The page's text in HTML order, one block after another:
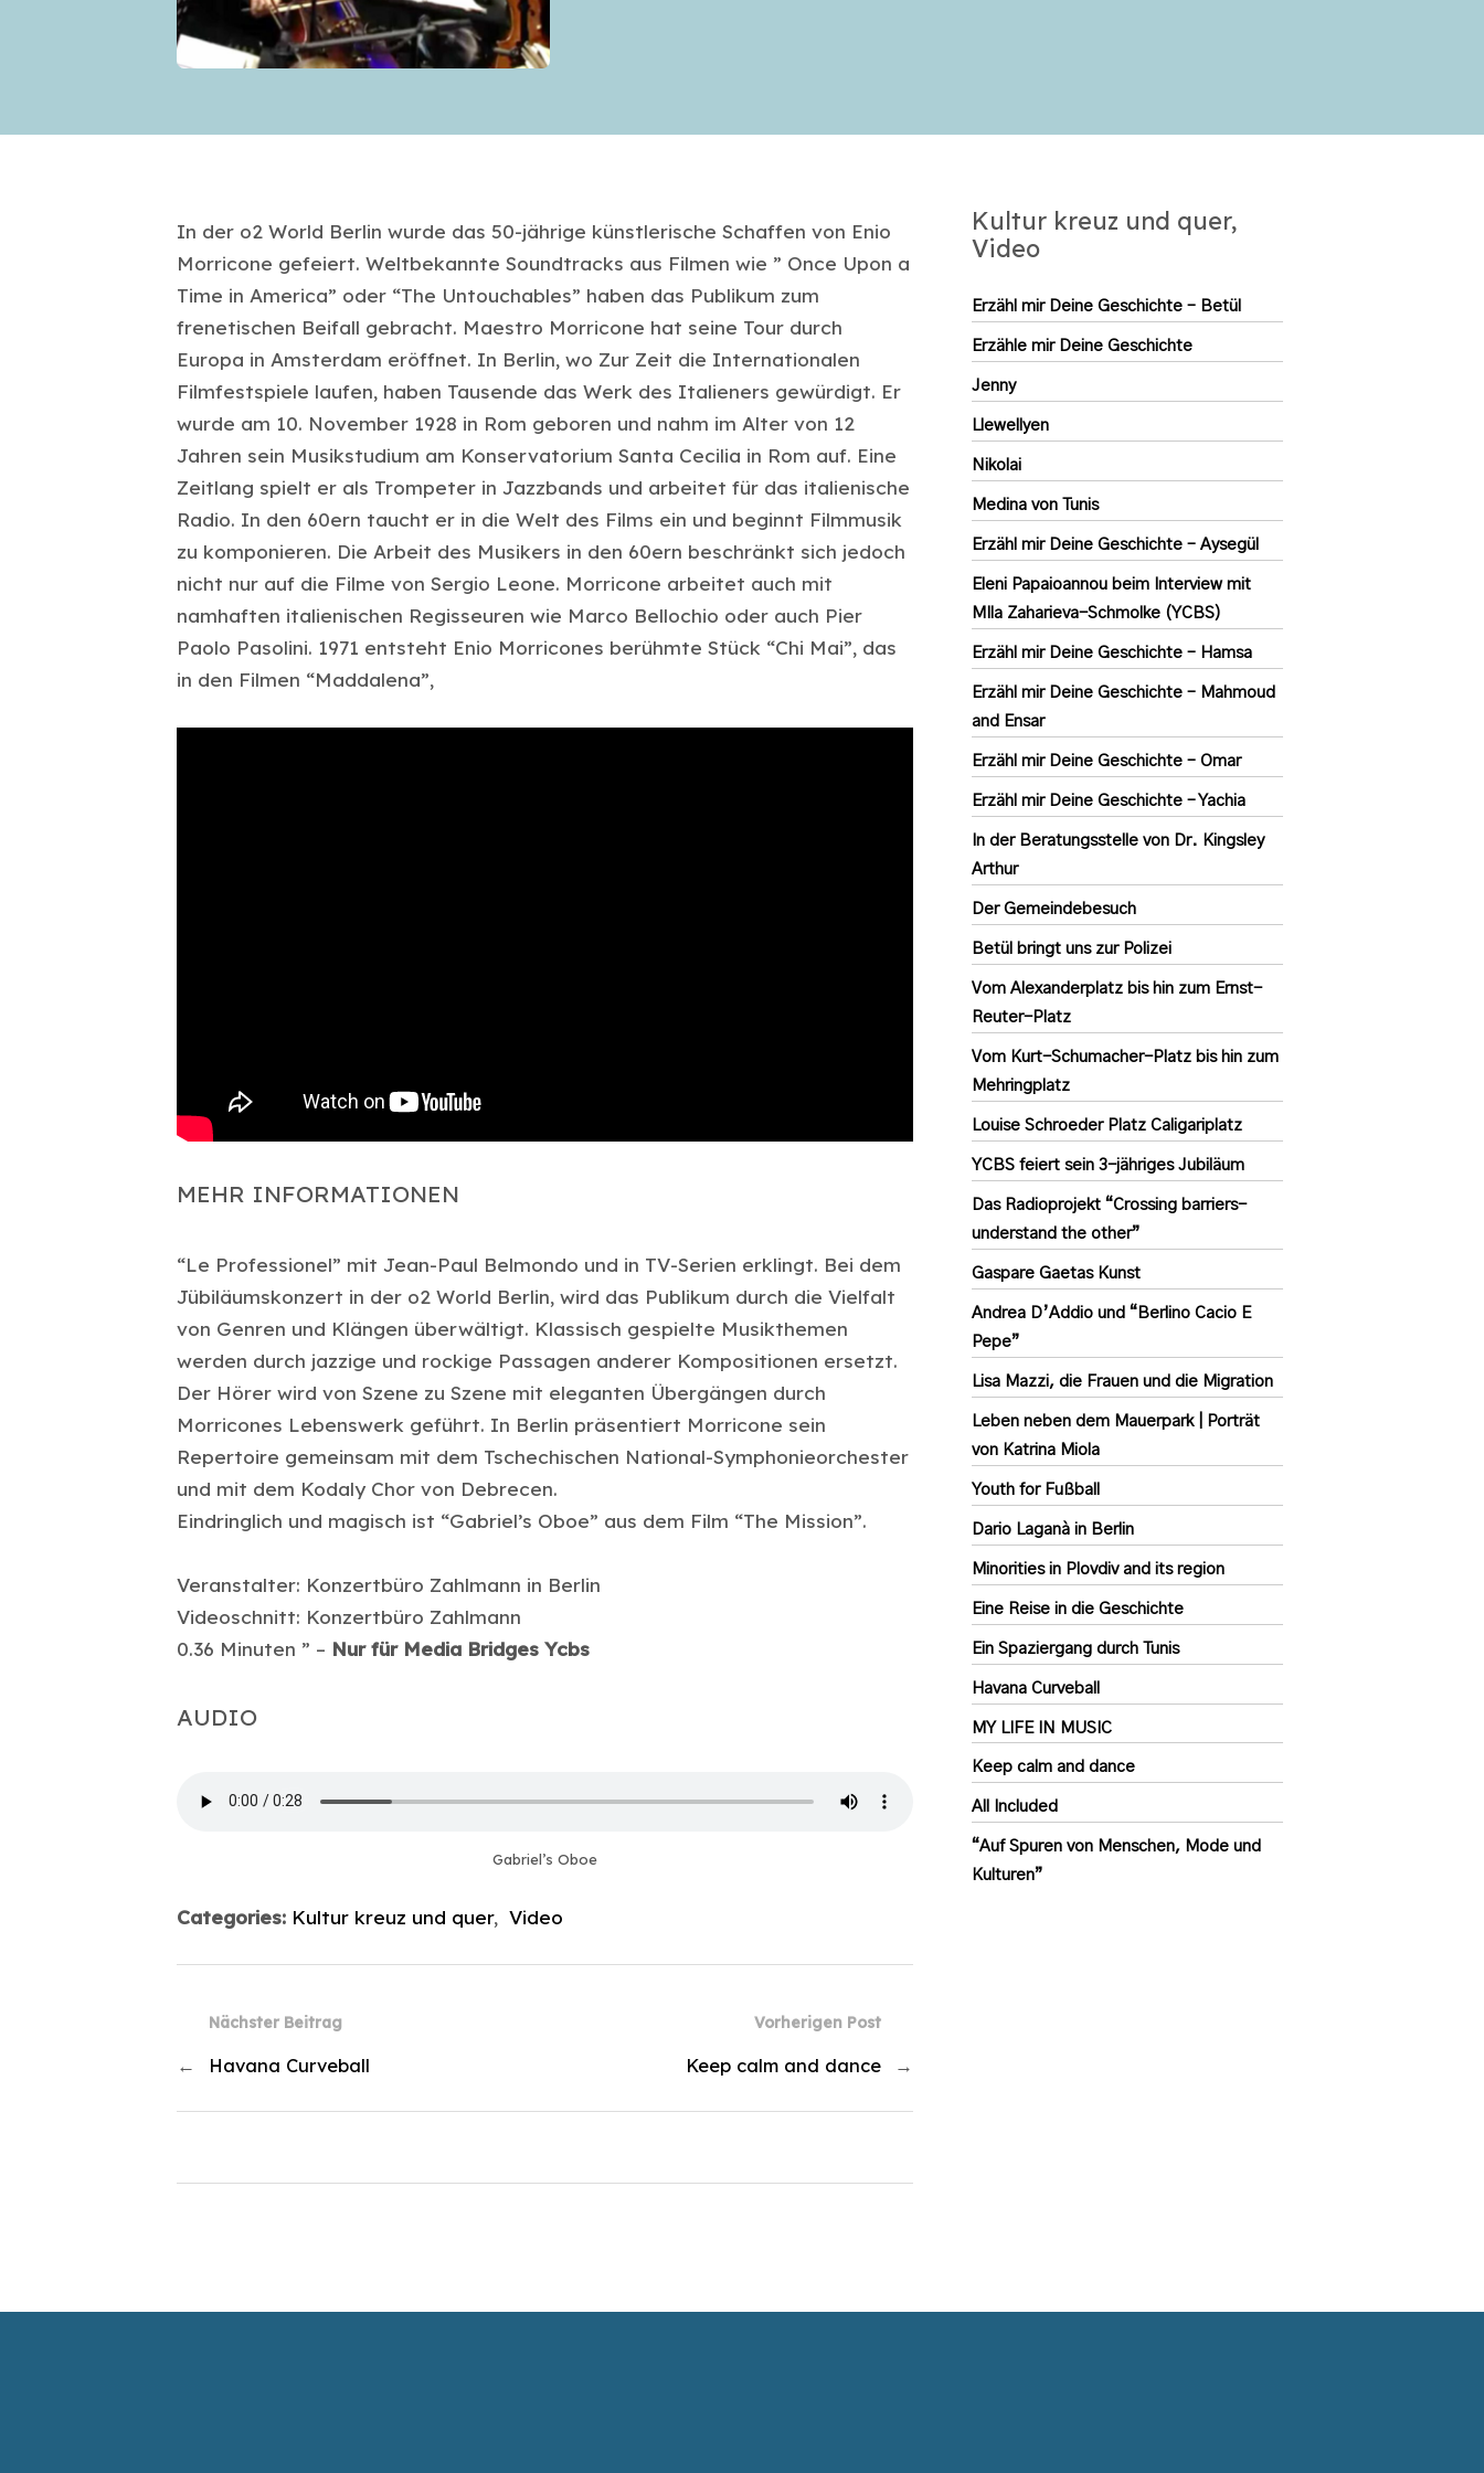
In der o2 World Berlin wurde das 50-jährige künstlerische Schaffen von Enio
Morricone gefeiert. Weltbekannte Soundtracks aus Filmen wie ” Once Upon a
Time in America” oder “The Untouchables” haben das Publikum zum
frenetischen Beifall gebracht. Maestro Morricone hat seine Tour durch
Europa in Amsterdam eröffnet. In Berlin, wo Zur Zeit die Internationalen
Filmfestspiele laufen, haben Tausende das Werk des Italieners gewürdigt. Er
wurde am 10. November 1928 in Rom geboren und nahm im Alter von 12
Jahren sein Musikstudium am Konservatorium Santa Cecilia in Rom auf. Eine
Zeitlang spielt er als Trompeter in Jazzbands und arbeitet für das italienische
Radio. In den 60ern taucht er in die Welt des Films ein und beginnt Filmmusik
zu komponieren. Die Arbeit des Musikers in den 60ern beschränkt sich jedoch
nicht nur auf die Filme von Sergio Leone. Morricone arbeitet auch mit
namhaften italienischen Regisseuren wie Marco Bellochio oder auch Pier
Paolo Pasolini. 1971 entsteht Enio Morricones berühmte Stück “Chi Mai”, das
in den Filmen “Maddalena”,
MEHR INFORMATIONEN
“Le Professionel” mit Jean-Paul Belmondo und in TV-Serien erklingt. Bei dem
Jübiläumskonzert in der o2 World Berlin, wird das Publikum durch die Vielfalt
von Genren und Klängen überwältigt. Klassisch gespielte Musikthemen
werden durch jazzige und rockige Passagen anderer Kompositionen ersetzt.
Der Hörer wird von Szene zu Szene mit eleganten Übergängen durch
Morricones Lebenswerk geführt. In Berlin präsentiert Morricone sein
Repertoire gemeinsam mit dem Tschechischen National-Symphonieorchester
und mit dem Kodaly Chor von Debrecen.
Eindringlich und magisch ist “Gabriel’s Oboe” aus dem Film “The Mission”.
Veranstalter: Konzertbüro Zahlmann in Berlin
Videoschnitt: Konzertbüro Zahlmann
0.36 Minuten ” – Nur für Media Bridges Ycbs
AUDIO
Gabriel’s Oboe
Categories: Kultur kreuz und quer, Video
Vorherigen Post
Keep calm and dance →
Nächster Beitrag
← Havana Curveball
Kultur kreuz und quer,
Video
Erzähl mir Deine Geschichte – Betül
Erzähle mir Deine Geschichte
Jenny
Llewellyen
Nikolai
Medina von Tunis
Erzähl mir Deine Geschichte – Aysegül
Eleni Papaioannou beim Interview mit
MIla Zaharieva-Schmolke (YCBS)
Erzähl mir Deine Geschichte – Hamsa
Erzähl mir Deine Geschichte – Mahmoud
and Ensar
Erzähl mir Deine Geschichte – Omar
Erzähl mir Deine Geschichte – Yachia
In der Beratungsstelle von Dr. Kingsley
Arthur
Der Gemeindebesuch
Betül bringt uns zur Polizei
Vom Alexanderplatz bis hin zum Ernst-
Reuter-Platz
Vom Kurt-Schumacher-Platz bis hin zum
Mehringplatz
Louise Schroeder Platz Caligariplatz
YCBS feiert sein 3-jähriges Jubiläum
Das Radioprojekt “Crossing barriers-
understand the other”
Gaspare Gaetas Kunst
Andrea D’Addio und “Berlino Cacio E
Pepe”
Lisa Mazzi, die Frauen und die Migration
Leben neben dem Mauerpark | Porträt
von Katrina Miola
Youth for Fußball
Dario Laganà in Berlin
Minorities in Plovdiv and its region
Eine Reise in die Geschichte
Ein Spaziergang durch Tunis
Havana Curveball
MY LIFE IN MUSIC
Keep calm and dance
All Included
“Auf Spuren von Menschen, Mode und
Kulturen”